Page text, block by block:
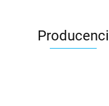
Producenci